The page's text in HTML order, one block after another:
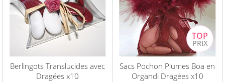
Berlingots Translucides avec
Dragées x10
Sacs Pochon Plumes Boa en
Organdi Dragées x10